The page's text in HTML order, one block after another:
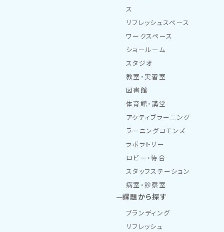
ス
リフレッシュスペース
ワークスペース
ショールーム
スタジオ
教室・実習室
図書館
体育館・講堂
アクティブラーニング
ラーニングコモンズ
ラボラトリー
ロビー・待合
スタッフステーション
病室・診察室
課題から探す
ブランディング
リフレッシュ